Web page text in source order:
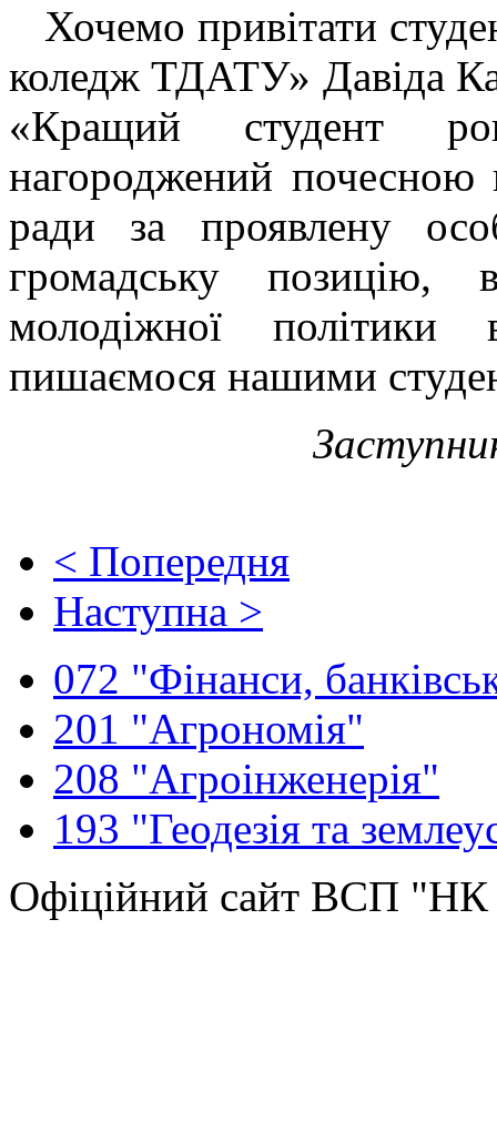
Хочемо привітати
коледж ТДАТУ» Давіда
«Кращий студент
нагороджений почесною
ради за проявлену
громадську позицію,
молодіжної
пишаємося нашими
< Попередня
Наступна >
072 "Фінанси,
201 "Агрономія"
208 "Агроінженерія"
193 "Геодезія та
Офіційний сайт ВСП